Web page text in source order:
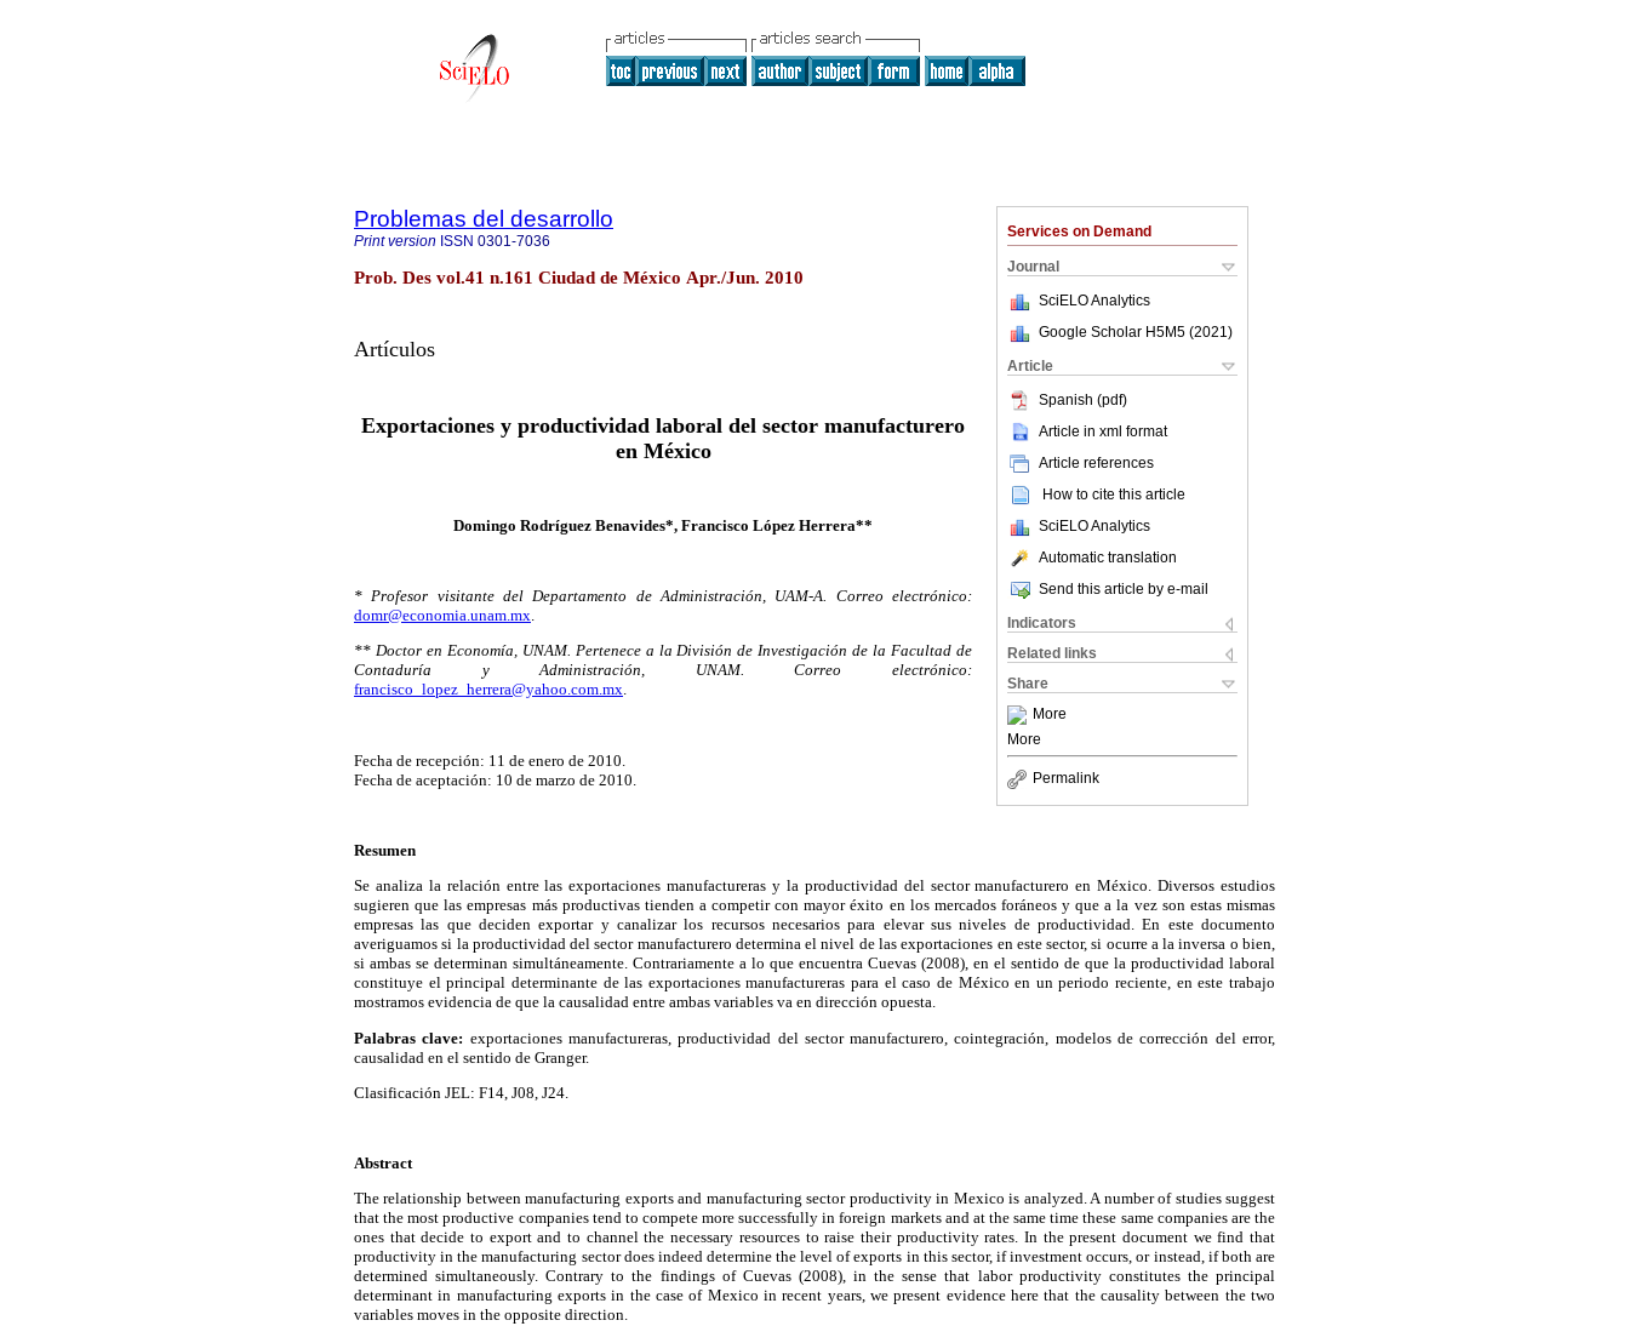
Services on Demand
Journal
SciELO Analytics
Google Scholar H5M5 (2021 )
Article
Spanish (pdf)
Article in xml format
Article references
How to cite this article
SciELO Analytics
Automatic translation
Send this article by e-mail
Indicators
Related links
Share
More
More
Permalink
Problemas del desarrollo
Print version ISSN 0301-7036
Prob. Des vol.41 n.161 Ciudad de México Apr./Jun. 2010
Artículos
Exportaciones y productividad laboral del sector manufacturero
en México
Domingo Rodríguez Benavides*, Francisco López Herrera**
* Profesor visitante del Departamento de Administración, UAM-A. Correo electrónico:
domr@economia.unam.mx.
** Doctor en Economía, UNAM. Pertenece a la División de Investigación de la Facultad de
Contaduría y Administración, UNAM. Correo electrónico:
francisco_lopez_herrera@yahoo.com.mx.
Fecha de recepción: 11 de enero de 2010.
Fecha de aceptación: 10 de marzo de 2010.
Resumen
Se analiza la relación entre las exportaciones manufactureras y la productividad del sector manufacturero en México. Diversos estudios
sugieren que las empresas más productivas tienden a competir con mayor éxito en los mercados foráneos y que a la vez son estas mismas
empresas las que deciden exportar y canalizar los recursos necesarios para elevar sus niveles de productividad. En este documento
averiguamos si la productividad del sector manufacturero determina el nivel de las exportaciones en este sector, si ocurre a la inversa o bien,
si ambas se determinan simultáneamente. Contrariamente a lo que encuentra Cuevas (2008), en el sentido de que la productividad laboral
constituye el principal determinante de las exportaciones manufactureras para el caso de México en un periodo reciente, en este trabajo
mostramos evidencia de que la causalidad entre ambas variables va en dirección opuesta.
Palabras clave: exportaciones manufactureras, productividad del sector manufacturero, cointegración, modelos de corrección del error,
causalidad en el sentido de Granger.
Clasificación JEL: F14, J08, J24.
Abstract
The relationship between manufacturing exports and manufacturing sector productivity in Mexico is analyzed. A number of studies suggest
that the most productive companies tend to compete more successfully in foreign markets and at the same time these same companies are the
ones that decide to export and to channel the necessary resources to raise their productivity rates. In the present document we find that
productivity in the manufacturing sector does indeed determine the level of exports in this sector, if investment occurs, or instead, if both are
determined simultaneously. Contrary to the findings of Cuevas (2008), in the sense that labor productivity constitutes the principal
determinant in manufacturing exports in the case of Mexico in recent years, we present evidence here that the causality between the two
variables moves in the opposite direction.